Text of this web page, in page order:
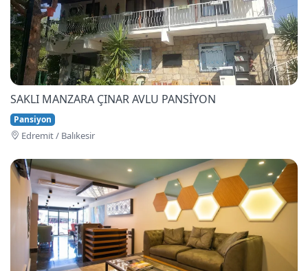
SAKLI MANZARA ÇINAR AVLU PANSİYON
Pansiyon
Edremi̇t / Balıkesir